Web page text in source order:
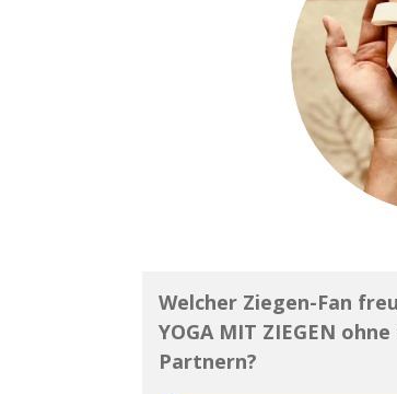
Welcher Ziegen-Fan
YOGA MIT ZIEGEN
Partnern?